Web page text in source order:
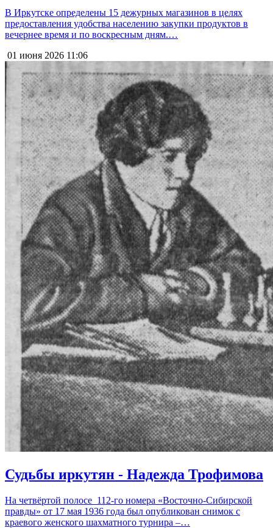
В Иркутске определены 15 дежурных магазинов в целях
предоставления удобства населению закупки продуктов в
вечернее время и по воскресным дням.…
01 июня 2026 11:06
Судьбы иркутян - Надежда Трофимова
На четвёртой полосе 112-го номера «Восточно-Сибирской
правды» от 17 мая 1936 года был опубликован снимок с
краевого женского шахматного турнира –…